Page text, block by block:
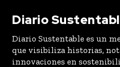
Diario
Diario Sustentable es un
que visibiliza historias,
innovaciones en